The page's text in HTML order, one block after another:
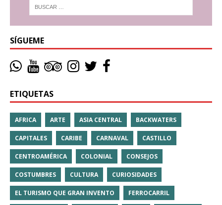
SÍGUEME
ETIQUETAS
AFRICA ARTE ASIA CENTRAL BACKWATERS
CAPITALES CARIBE CARNAVAL CASTILLO
CENTROAMÉRICA COLONIAL CONSEJOS
COSTUMBRES CULTURA CURIOSIDADES
EL TURISMO QUE GRAN INVENTO FERROCARRIL